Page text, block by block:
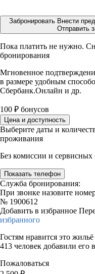
Забронировать Внести
Отправить
Пока платить не нужно.
бронирования
Мгновенное
в размере удобным
Сбербанк.Онлайн и др.
100 ₽ бонусов
Цена и доступность
Выберите даты и
проживания
Без комиссии и сервисных
Показать телефон
Служба бронирования:
При звонке назовите
№ 1900612
Добавить в избранное
избранного
Гостям нравится это жильё
413 человек добавили его
Пожаловаться